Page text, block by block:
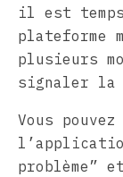
il est
plateforme
plusieurs
signaler la
Vous
problème”